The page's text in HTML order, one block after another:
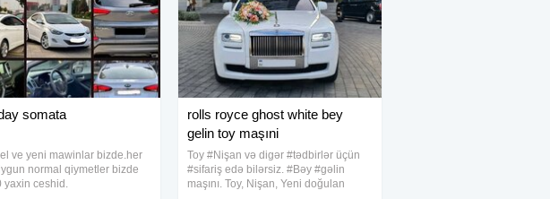
somata
ve yeni mawinlar bizde.her
normal qiymetler bizde
yaxin ceshid.
rolls royce ghost white bey
gelin toy maşıni
Toy #Nişan və digər #tədbirlər üçün
#sifariş edə bilərsiz. #Bəy #gəlin
maşını. Toy, Nişan, Yeni doğulan